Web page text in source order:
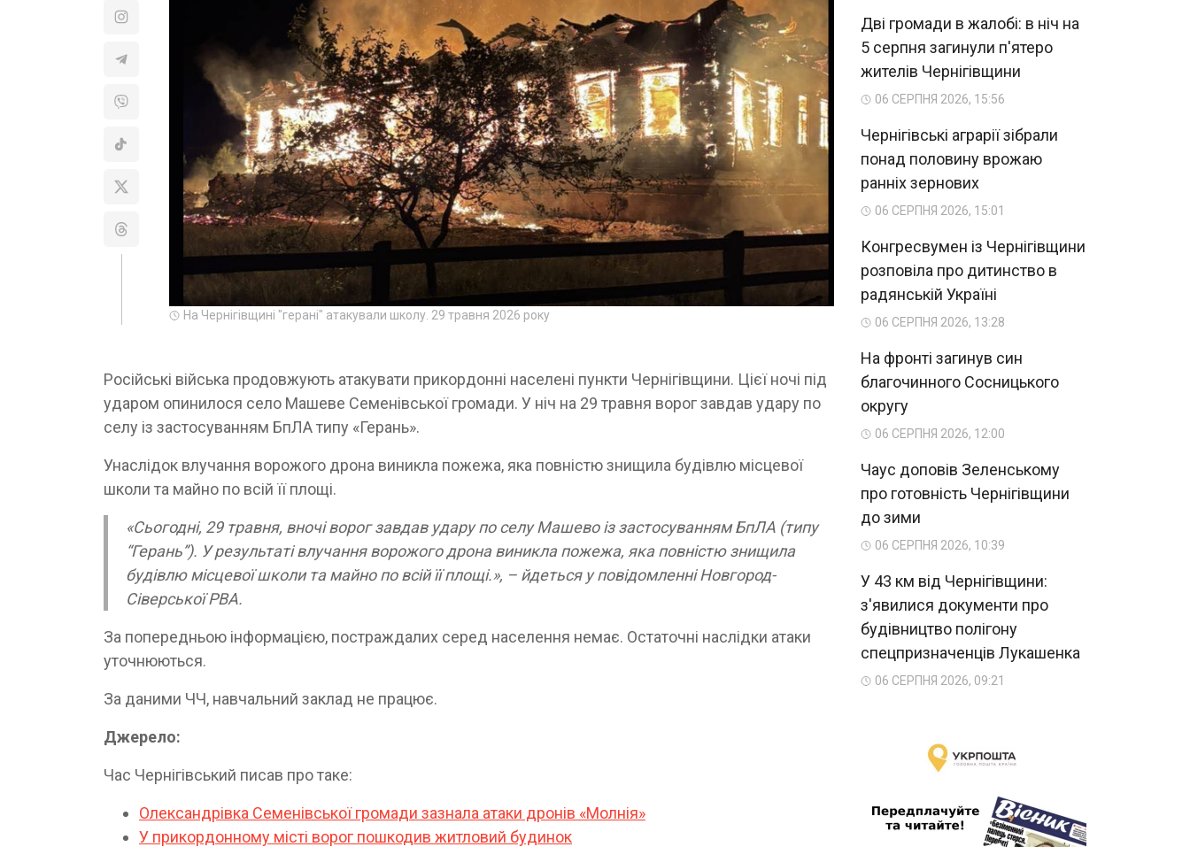
На Чернігівщині "герані" атакували школу. 29 травня 2026 року
Російські війська продовжують атакувати прикордонні населені пункти Чернігівщини. Цієї ночі під
ударом опинилося село Машеве Семенівської громади. У ніч на 29 травня ворог завдав удару по
селу із застосуванням БпЛА типу «Герань».
Унаслідок влучання ворожого дрона виникла пожежа, яка повністю знищила будівлю місцевої
школи та майно по всій її площі.
«Сьогодні, 29 травня, вночі ворог завдав удару по селу Машево із застосуванням БпЛА (типу
“Герань”). У результаті влучання ворожого дрона виникла пожежа, яка повністю знищила
будівлю місцевої школи та майно по всій її площі.», – йдеться у повідомленні Новгород-
Сіверської РВА.
За попередньою інформацією, постраждалих серед населення немає. Остаточні наслідки атаки
уточнюються.
За даними ЧЧ, навчальний заклад не працює.
Джерело:
Час Чернігівський писав про таке:
Олександрівка Семенівської громади зазнала атаки дронів «Молнія»
У прикордонному місті ворог пошкодив житловий будинок
Дві громади в жалобі: в ніч на
5 серпня загинули п'ятеро
жителів Чернігівщини
06 СЕРПНЯ 2026, 15:56
Чернігівські аграрії зібрали
понад половину врожаю
ранніх зернових
06 СЕРПНЯ 2026, 15:01
Конгресвумен із Чернігівщини
розповіла про дитинство в
радянській Україні
06 СЕРПНЯ 2026, 13:28
На фронті загинув син
благочинного Сосницького
округу
06 СЕРПНЯ 2026, 12:00
Чаус доповів Зеленському
про готовність Чернігівщини
до зими
06 СЕРПНЯ 2026, 10:39
У 43 км від Чернігівщини:
з'явилися документи про
будівництво полігону
спецпризначенців Лукашенка
06 СЕРПНЯ 2026, 09:21